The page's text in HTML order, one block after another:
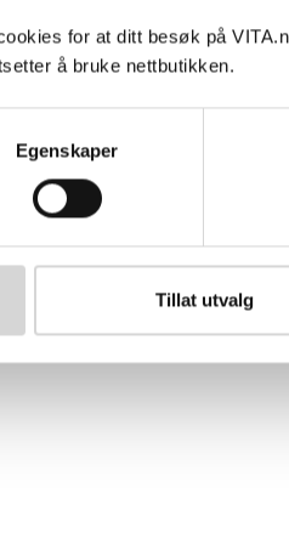
for at ditt besøk på
å bruke nettbutikken.
Egenskaper
Tillat utvalg